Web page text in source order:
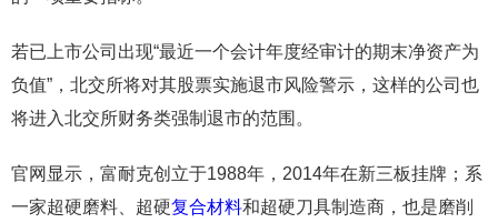
若已上市公司出现“最近一个会计年度经审计的期末净资产为
负值”，北交所将对其股票实施退市风险警示，这样的公司也
将进入北交所财务类强制退市的范围。
官网显示，富耐克创立于1988年，2014年在新三板挂牌；系
一家超硬磨料、超硬复合材料和超硬刀具制造商，也是磨削